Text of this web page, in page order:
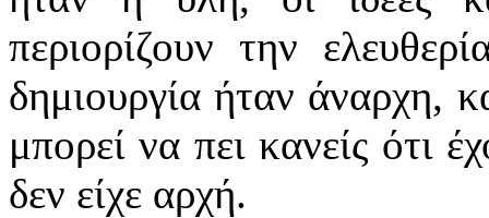
περιορίζουν την
δημιουργία ήταν άναρχη,
μπορεί να πει κανείς ότι
δεν είχε αρχή.